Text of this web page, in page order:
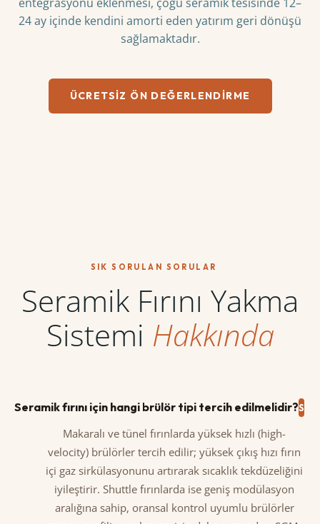
24 ay içinde kendini amorti eden yatırım geri dönüşü
sağlamaktadır.
ÜCRETSIZ ÖN DEĞERLENDIRME
SIK SORULAN SORULAR
Seramik Fırını Yakma
Sistemi Hakkında
Seramik fırını için hangi brülör tipi tercih edilmelidir?
Makaralı ve tünel fırınlarda yüksek hızlı (high-
velocity) brülörler tercih edilir; yüksek çıkış hızı fırın
içi gaz sirkülasyonunu artırarak sıcaklık tekdüzeliğini
iyileştirir. Shuttle fırınlarda ise geniş modülasyon
aralığına sahip, oransal kontrol uyumlu brülörler